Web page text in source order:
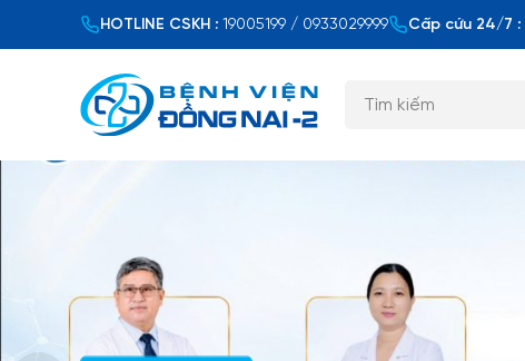
HOTLINE CSKH : 19005199 / 0933029999 Cấp cứu 24/7 :